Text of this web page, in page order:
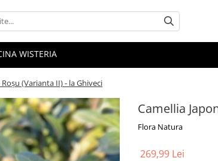
WISTERIA
(Varianta II) - la Ghiveci
Camellia
Flora Natura
269,99 Lei